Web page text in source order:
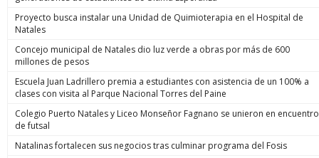
Proyecto busca instalar una Unidad de Quimioterapia en el Hospital de
Natales
Concejo municipal de Natales dio luz verde a obras por más de 600
millones de pesos
Escuela Juan Ladrillero premia a estudiantes con asistencia de un 100% a
clases con visita al Parque Nacional Torres del Paine
Colegio Puerto Natales y Liceo Monseñor Fagnano se unieron en encuentro
de futsal
Natalinas fortalecen sus negocios tras culminar programa del Fosis